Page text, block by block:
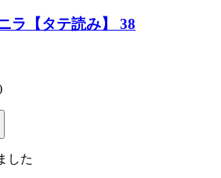
ラ【タテ読み】 38
した